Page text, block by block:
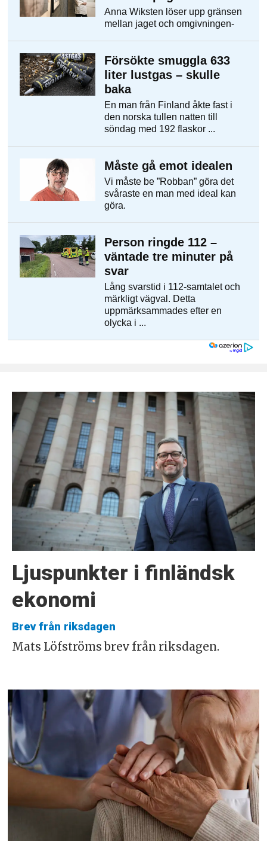
Ljuspunkter i finländsk
ekonomi
Brev från riksdagen
Mats Löfströms brev från riksdagen.